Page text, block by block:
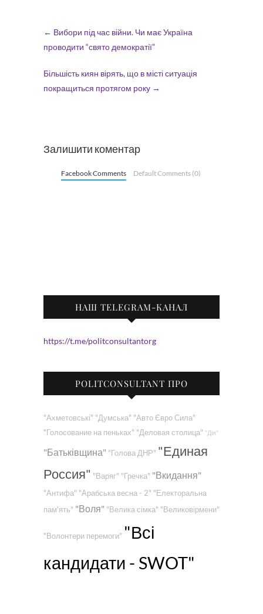
← Вибори під час війни. Чи має Україна
проводити “свято демократії”
Більшість киян вірять, що в місті ситуація
покращиться протягом року →
Залишити коментар
Facebook Comments Default Comments (0)
НАШ TELEGRAM-КАНАЛ
https://t.me/politconsultantorg
POLITCONSULTANT ПРО
"Ахметовські" "Думська" "Авто Євро Сила"
"Голосование на пеньках" "Деловая столица" "Дія"
"Батьківщина" "Голова ДНР" "Единая
Россия" "Варяг" "Гречка" "Вкидання"
"Антифа" "Арабська весна - 2" "Електоральна
пам'ять" "Воля" "Велика сімка" "Великовірмени"
"Волонтери перемоги" "Всі
кандидати - SWOT"